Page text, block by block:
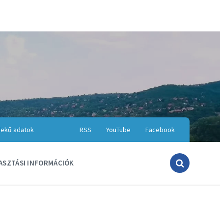
Facebook
YouTube
RSS
adatok
INFORMÁCIÓK